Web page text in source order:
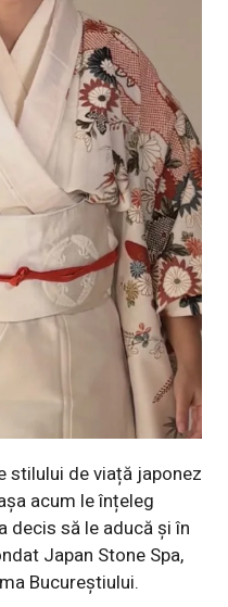
stilului de viață japonez
acum le înțeleg
decis să le aducă și în
Japan Stone Spa,
Bucureștiului.